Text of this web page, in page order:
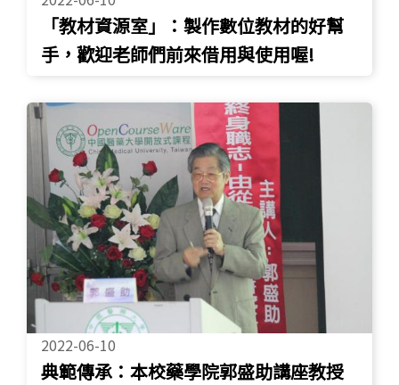
「教材資源室」：製作數位教材的好幫
手，歡迎老師們前來借用與使用喔!
2022-06-10
典範傳承：本校藥學院郭盛助講座教授